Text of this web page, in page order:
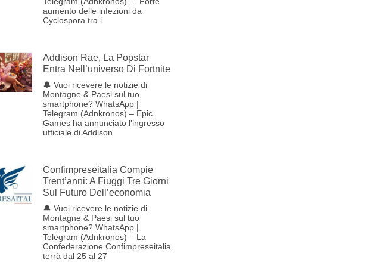
aumento delle infezioni da
Cyclospora tra i
Addison Rae, La Popstar
Entra Nell’universo Di Fortnite
🔔 Vuoi ricevere le notizie di
Montagne & Paesi sul tuo
smartphone? WhatsApp |
Telegram (Adnkronos) – Epic
Games ha annunciato l'ingresso
ufficiale di Addison
Confimpreseitalia Compie
Trent’anni: A Fiuggi Tre Giorni
Sul Futuro Dell’economia
🔔 Vuoi ricevere le notizie di
Montagne & Paesi sul tuo
smartphone? WhatsApp |
Telegram (Adnkronos) – La
Confederazione Confimpreseitalia
terrà dal 25 al 27